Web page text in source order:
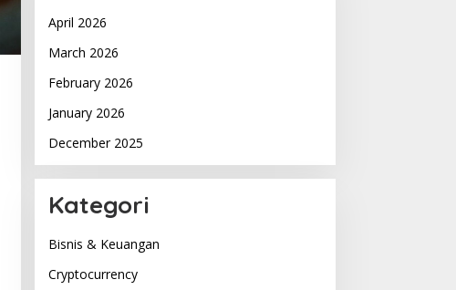
April 2026
March 2026
February 2026
January 2026
December 2025
Kategori
Bisnis & Keuangan
Cryptocurrency